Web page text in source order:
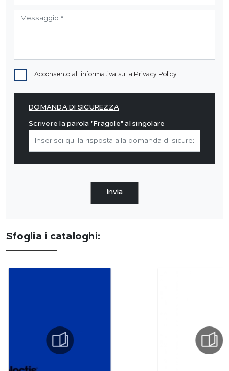
Acconsento all'informativa sulla Privacy Policy
DOMANDA DI SICUREZZA
Scrivere la parola "Fragole" al singolare
Invia
Sfoglia i cataloghi: